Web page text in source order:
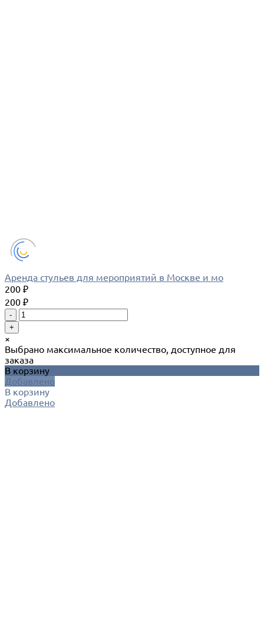
Аренда стульев для мероприятий в Москве и мо
200 ₽
200 ₽
-
+
×
Выбрано максимальное количество, доступное для
заказа
В корзину
Добавлено
В корзину
Добавлено